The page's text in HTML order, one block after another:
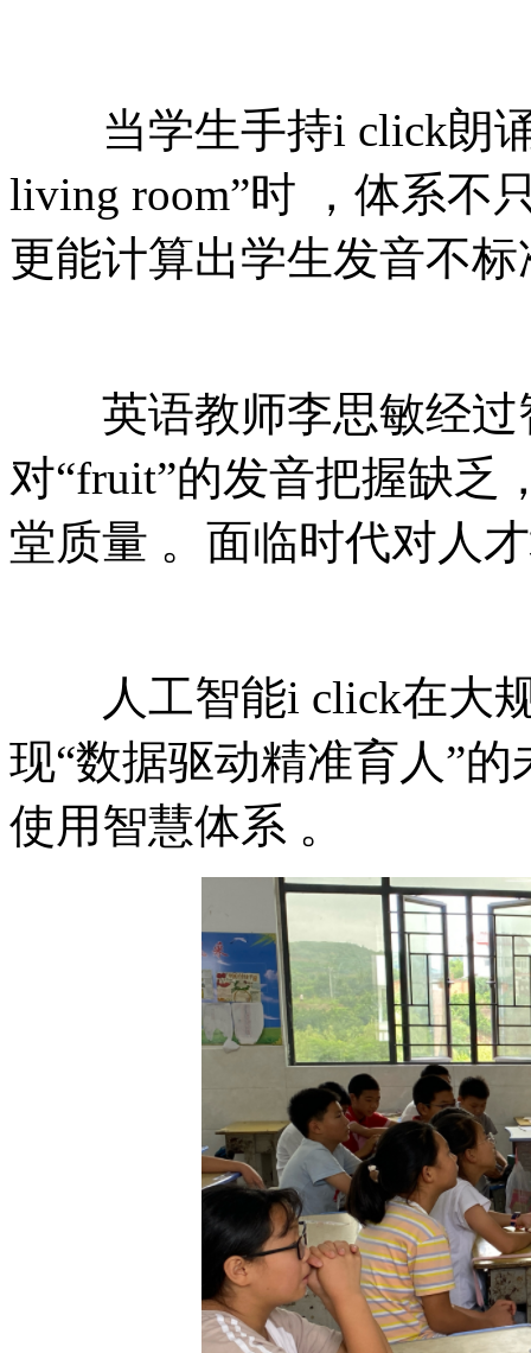
当学生手持i click朗诵
living room”时 ，体系不
更能计算出学生发音不标
英语教师李思敏经过智
对“fruit”的发音把握缺乏
堂质量 。面临时代对人才
人工智能i click在大规
现“数据驱动精准育人”的未
使用智慧体系 。